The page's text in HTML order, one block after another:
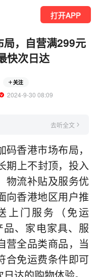
打开APP
，自营满299元
快次日达
关注
  2024-9-30 08:09
去听全文
香港市场布局，
期上不封顶，投入
物流补贴及服务优
向香港地区用户推
上门服务（免运
品、家电家具、服
营全品类商品，当
合免运费条件即可